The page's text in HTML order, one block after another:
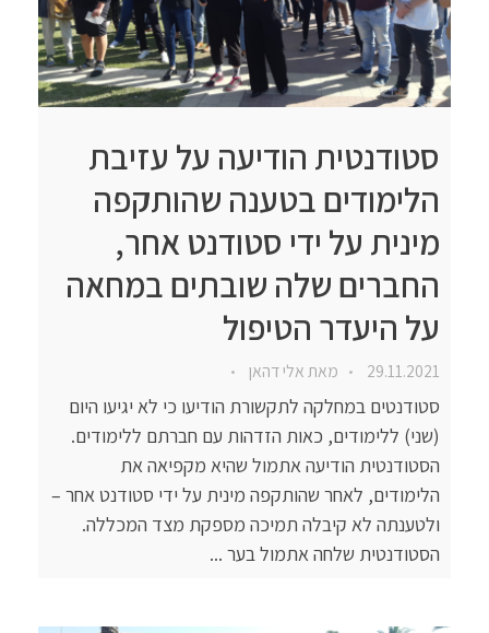
סטודנטית הודיעה על עזיבת
הלימודים בטענה שהותקפה
מינית על ידי סטודנט אחר,
החברים שלה שובתים במחאה
על היעדר הטיפול
29.11.2021 מאתאלי דהאן
סטודנטים במחלקה לתקשורת הודיעו כי לא יגיעו היום
(שני) ללימודים, כאות הזדהות עם חברתם ללימודים.
הסטודנטית הודיעה אתמול שהיא מקפיאה את
הלימודים, לאחר שהותקפה מינית על ידי סטודנט אחר –
ולטענתה לא קיבלה תמיכה מספקת מצד המכללה.
הסטודנטית שלחה אתמול בער ...